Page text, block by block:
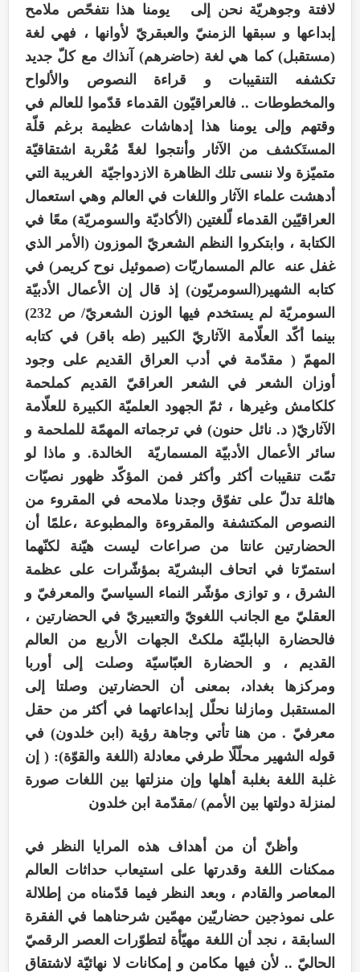
لافتة وجوهريّة نحن إلى يومنا هذا نتفحّص ملامح
إبداعها و سبقها الزمنيّ والعبقريّ لأوانها ، فهي لغة
(مستقبل) كما هي لغة (حاضرهم) آنذاك مع كلّ جديد
تكشفه التنقيبات و قراءة النصوص والألواح
والمخطوطات .. فالعراقيّون القدماء قدّموا للعالم في
وقتهم وإلى يومنا هذا إدهاشات عظيمة برغم قلّة
المستَكشف من الآثار وأنتجوا لغةً مُعْربة اشتقاقيّة
متميّزة ولا ننسى تلك الظاهرة الازدواجيّة الغريبة التي
أدهشت علماء الآثار واللغات في العالم وهي استعمال
العراقيّين القدماء لّلغتين (الأكاديّة والسومريّة) معًا في
الكتابة ، وابتكروا النظم الشعريّ الموزون (الأمر الذي
غفل عنه عالم المسماريّات (صموئيل نوح كريمر) في
كتابه الشهير(السومريّون) إذ قال إن الأعمال الأدبيّة
السومريّة لم يستخدم فيها الوزن الشعريّ/ ص 232)
بينما أكّد العلّامة الآثاريّ الكبير (طه باقر) في كتابه
المهمّ ( مقدّمة في أدب العراق القديم على وجود
أوزان الشعر في الشعر العراقيّ القديم كملحمة
كلكامش وغيرها ، ثمّ الجهود العلميّة الكبيرة للعلّامة
الآثاريّ( د. نائل حنون) في ترجماته المهمّة للملحمة و
سائر الأعمال الأدبيّة المسماريّة الخالدة. و ماذا لو
تمّت تنقيبات أكثر وأكثر فمن المؤكّد ظهور نصيّات
هائلة تدلّ على تفوّق وجدنا ملامحه في المقروء من
النصوص المكتشفة والمقروءة والمطبوعة ،علمًا أن
الحضارتين عانتا من صراعات ليست هيّنة لكنّهما
استمرّتا في اتحاف البشريّة بمؤشّرات على عظمة
الشرق ، و توازى مؤشّر النماء السياسيّ والمعرفيّ و
العقليّ مع الجانب اللغويّ والتعبيريّ في الحضارتين ،
فالحضارة البابليّة ملكتْ الجهات الأربع من العالم
القديم ، و الحضارة العبّاسيّة وصلت إلى أوربا
ومركزها بغداد، بمعنى أن الحضارتين وصلتا إلى
المستقبل ومازلنا نحلّل إبداعاتهما في أكثر من حقل
معرفيّ . من هنا تأتي وجاهة رؤية (ابن خلدون) في
قوله الشهير محلّلًا طرفي معادلة (اللغة والقوّة): ( إن
غلبة اللغة بغلبة أهلها وإن منزلتها بين اللغات صورة
لمنزلة دولتها بين الأمم) /مقدّمة ابن خلدون
وأظنّ أن من أهداف هذه المرايا النظر في
ممكنات اللغة وقدرتها على استيعاب حداثات العالم
المعاصر والقادم ، وبعد النظر فيما قدّمناه من إطلالة
على نموذجين حضاريّين مهمّين شرحناهما في الفقرة
السابقة ، نجد أن اللغة مهيّأة لتطوّرات العصر الرقميّ
الحاليّ .. لأن فيها مكامن و إمكانات لا نهائيّة لاشتقاق